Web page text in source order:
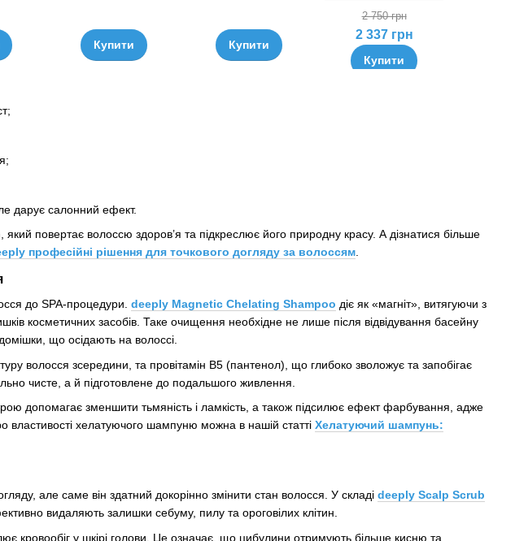
Купити Купити
2 750 грн
2 337 грн
Купити
дарує салонний ефект.
повертає волоссю здоров’я та підкреслює його природну красу. А дізнатися більше
професійні рішення для точкового догляду за волоссям.
до SPA-процедури. deeply Magnetic Chelating Shampoo діє як «магніт», витягуючи з
косметичних засобів. Таке очищення необхідне не лише після відвідування басейну
що осідають на волоссі.
волосся зсередини, та провітамін В5 (пантенол), що глибоко зволожує та запобігає
чисте, а й підготовлене до подальшого живлення.
допомагає зменшити тьмяність і ламкість, а також підсилює ефект фарбування, адже
властивості хелатуючого шампуню можна в нашій статті Хелатуючий шампунь:
але саме він здатний докорінно змінити стан волосся. У складі deeply Scalp Scrub
видаляють залишки себуму, пилу та ороговілих клітин.
у шкірі голови. Це означає, що цибулини отримують більше кисню та